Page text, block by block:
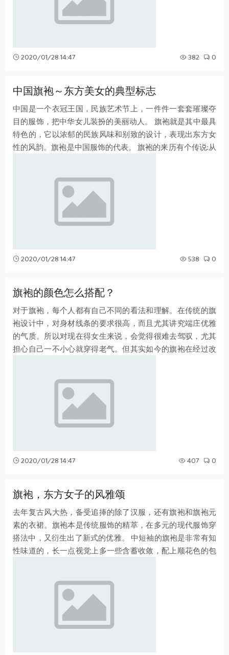
2020/01/28 14:47 382 0
中国旗袍～东方美女的典型标志
中国是一个衣冠王国，民族艺术节上，一件件一套套璀璨夺
目的服饰，把中华女儿装扮的美丽动人。 旗袍就是其中最具
特色的，它以浓郁的民族风味和别致的设计，表现出东方女
性的风韵。旗袍是中国服饰的代表。 旗袍的来历有个传说:从
2020/01/28 14:47 538 0
旗袍的颜色怎么搭配？
对于旗袍，每个人都有自己不同的看法和理解。在传统的旗
袍设计中，对身材线条的要求很高，而且尤其讲究端庄优雅
的气质。所以对现在得女生来说，会觉得很难去驾驭，尤其
担心自己一不小心就穿得老气。但其实如今的旗袍在经过改
2020/01/28 14:47 407 0
旗袍，东方女子的风雅颂
去年复古风大热，备受追捧的除了汉服，还有旗袍和旗袍元
素的衣裙。旗袍本是传统服饰的精萃，在多元的现代服饰穿
搭法中，又衍生出了新式的优雅。 中短袖的旗袍是非常有知
性味道的，长一点视觉上多一些含蓄收敛，配上顺花色的包